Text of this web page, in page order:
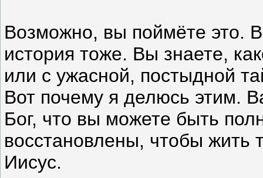
Возможно, вы поймёте это.
история тоже. Вы знаете,
или с ужасной, постыдной
Вот почему я делюсь этим.
Бог, что вы можете быть
восстановлены, чтобы жить
Иисус.